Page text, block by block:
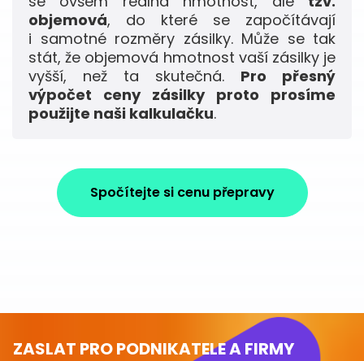
objemová, do které se započítávají
i samotné rozměry zásilky. Může se tak
stát, že objemová hmotnost vaší zásilky je
vyšší, než ta skutečná. Pro přesný
výpočet ceny zásilky proto prosíme
použijte naši kalkulačku.
Spočítejte si cenu přepravy
ZASLAT PRO PODNIKATELE A FIRMY